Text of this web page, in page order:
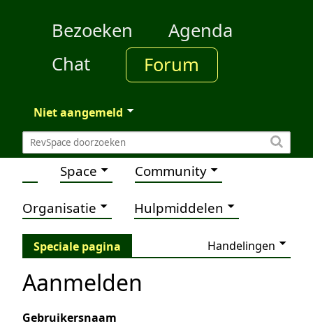
Bezoeken
Agenda
Chat
Forum
Niet aangemeld
Space Community
Organisatie Hulpmiddelen
Speciale pagina Handelingen
Aanmelden
Gebruikersnaam